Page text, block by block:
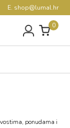
E. shop@lumal.hr
0
ponudama i